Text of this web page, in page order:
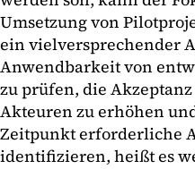
Umsetzung von
ein vielversprechender
Anwendbarkeit von
zu prüfen, die
Akteuren zu erhöhen
Zeitpunkt erforderliche
identifizieren, heißt es